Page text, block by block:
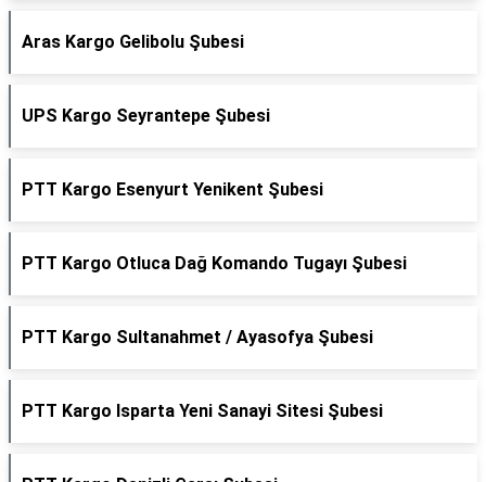
Aras Kargo Gelibolu Şubesi
UPS Kargo Seyrantepe Şubesi
PTT Kargo Esenyurt Yenikent Şubesi
PTT Kargo Otluca Dağ Komando Tugayı Şubesi
PTT Kargo Sultanahmet / Ayasofya Şubesi
PTT Kargo Isparta Yeni Sanayi Sitesi Şubesi